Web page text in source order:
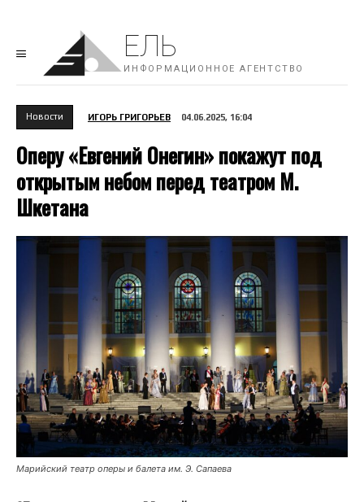
ЕЛЬ
ИНФОРМАЦИОННОЕ АГЕНТСТВО
Новости ИГОРЬ ГРИГОРЬЕВ 04.06.2025, 16:04
Оперу «Евгений Онегин» покажут под
открытым небом перед театром М.
Шкетана
Марийский театр оперы и балета им. Э. Сапаева